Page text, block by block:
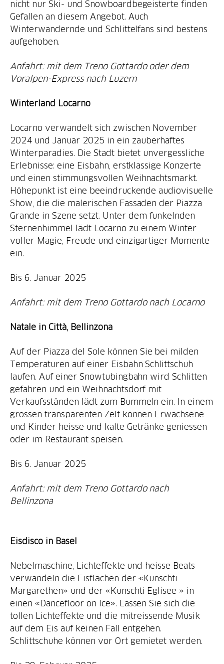
nicht nur Ski- und Snowboardbegeisterte finden
Gefallen an diesem Angebot. Auch
Winterwandernde und Schlittelfans sind bestens
aufgehoben.
Anfahrt: mit dem Treno Gottardo oder dem
Voralpen-Express nach Luzern
Winterland Locarno
Locarno verwandelt sich zwischen November
2024 und Januar 2025 in ein zauberhaftes
Winterparadies. Die Stadt bietet unvergessliche
Erlebnisse: eine Eisbahn, erstklassige Konzerte
und einen stimmungsvollen Weihnachtsmarkt.
Höhepunkt ist eine beeindruckende audiovisuelle
Show, die die malerischen Fassaden der Piazza
Grande in Szene setzt. Unter dem funkelnden
Sternenhimmel lädt Locarno zu einem Winter
voller Magie, Freude und einzigartiger Momente
ein.
Bis 6. Januar 2025
Anfahrt: mit dem Treno Gottardo nach Locarno
Natale in Città, Bellinzona
Auf der Piazza del Sole können Sie bei milden
Temperaturen auf einer Eisbahn Schlittschuh
laufen. Auf einer Snowtubingbahn wird Schlitten
gefahren und ein Weihnachtsdorf mit
Verkaufsständen lädt zum Bummeln ein. In einem
grossen transparenten Zelt können Erwachsene
und Kinder heisse und kalte Getränke geniessen
oder im Restaurant speisen.
Bis 6. Januar 2025
Anfahrt: mit dem Treno Gottardo nach
Bellinzona
Eisdisco in Basel
Nebelmaschine, Lichteffekte und heisse Beats
verwandeln die Eisflächen der «Kunschti
Margarethen» und der «Kunschti Eglisee » in
einen «Dancefloor on Ice». Lassen Sie sich die
tollen Lichteffekte und die mitreissende Musik
auf dem Eis auf keinen Fall entgehen.
Schlittschuhe können vor Ort gemietet werden.